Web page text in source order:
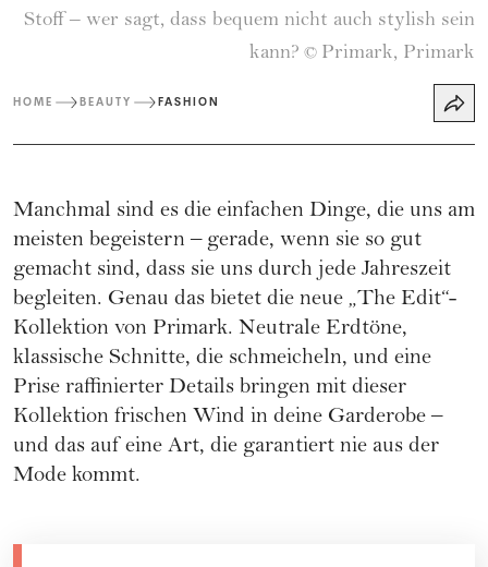
Stoff – wer sagt, dass bequem nicht auch stylish sein
kann? © Primark, Primark
HOME BEAUTY FASHION
Manchmal sind es die einfachen Dinge, die uns am
meisten begeistern – gerade, wenn sie so gut
gemacht sind, dass sie uns durch jede Jahreszeit
begleiten. Genau das bietet die neue „The Edit“-
Kollektion von Primark. Neutrale Erdtöne,
klassische Schnitte, die schmeicheln, und eine
Prise raffinierter Details bringen mit dieser
Kollektion frischen Wind in deine Garderobe –
und das auf eine Art, die garantiert nie aus der
Mode kommt.